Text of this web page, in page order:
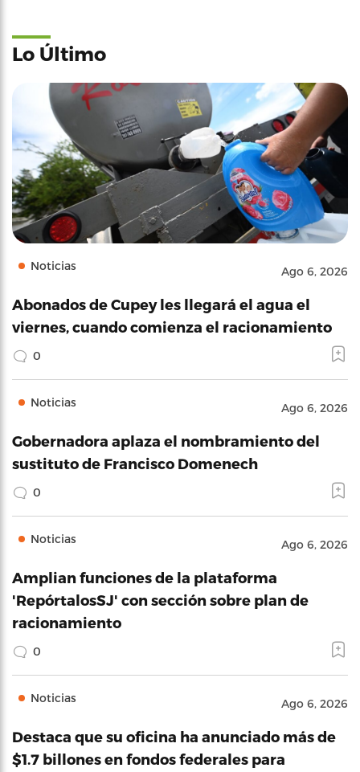
Lo Último
Noticias Ago 6, 2026
Abonados de Cupey les llegará el agua el
viernes, cuando comienza el racionamiento
0
Noticias Ago 6, 2026
Gobernadora aplaza el nombramiento del
sustituto de Francisco Domenech
0
Noticias Ago 6, 2026
Amplian funciones de la plataforma
'RepórtalosSJ' con sección sobre plan de
racionamiento
0
Noticias Ago 6, 2026
Destaca que su oficina ha anunciado más de
$1.7 billones en fondos federales para